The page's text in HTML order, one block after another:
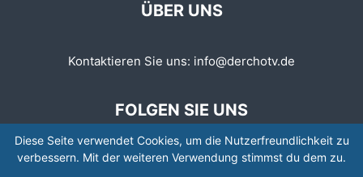
ÜBER UNS
Kontaktieren Sie uns: info@derchotv.de
FOLGEN SIE UNS
Diese Seite verwendet Cookies, um die Nutzerfreundlichkeit zu
verbessern. Mit der weiteren Verwendung stimmst du dem zu.